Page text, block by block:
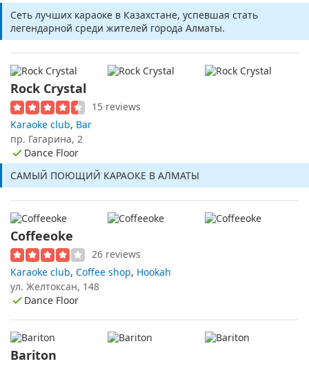
Сеть лучших караоке в Казахстане, успевшая стать
легендарной среди жителей города Алматы.
Rock Crystal
15 reviews
Karaoke club, Bar
пр. Гагарина, 2
Dance Floor
САМЫЙ ПОЮЩИЙ КАРАОКЕ В АЛМАТЫ
Coffeeoke
26 reviews
Karaoke club, Coffee shop, Hookah
ул. Желтоксан, 148
Dance Floor
Bariton